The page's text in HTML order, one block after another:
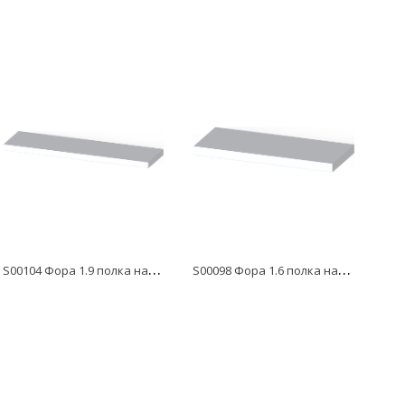
S
00104 Фора 1.9 полка настенная 90х25х3.7, белый S
00098 Фора 1.6 полка настенная 60х25х3.7, белый